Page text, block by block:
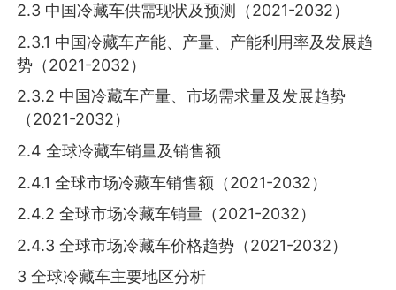
2.3 中国冷藏车供需现状及预测（2021-2032）
2.3.1 中国冷藏车产能、产量、产能利用率及发展趋
势（2021-2032）
2.3.2 中国冷藏车产量、市场需求量及发展趋势
（2021-2032）
2.4 全球冷藏车销量及销售额
2.4.1 全球市场冷藏车销售额（2021-2032）
2.4.2 全球市场冷藏车销量（2021-2032）
2.4.3 全球市场冷藏车价格趋势（2021-2032）
3 全球冷藏车主要地区分析